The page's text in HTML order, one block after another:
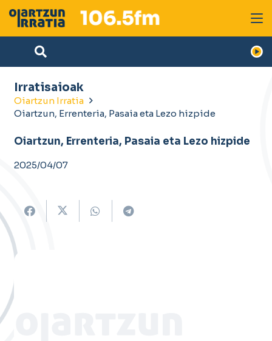
Irratisaioak
Oiartzun Irratia
Oiartzun, Errenteria, Pasaia eta Lezo hizpide
Oiartzun, Errenteria, Pasaia eta Lezo hizpide
2025/04/07